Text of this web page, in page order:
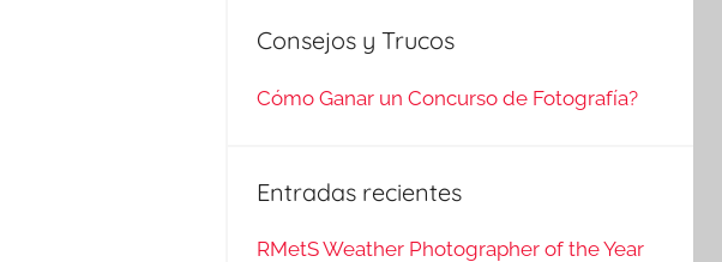
Consejos y Trucos
Cómo Ganar un Concurso de Fotografía?
Entradas recientes
RMetS Weather Photographer of the Year